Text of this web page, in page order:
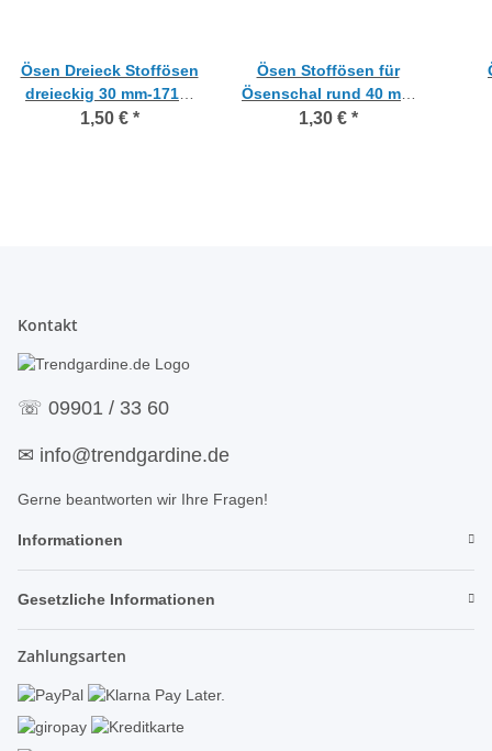
Ösen Dreieck Stoffösen
dreieckig 30 mm-1718-
edelstahl matt,
1,50 € *
Ösen Stoffösen für
Ösenschal rund 40 mm
creme marmoriert,
1,30 € *
Kontakt
☏ 09901 / 33 60
✉ info@trendgardine.de
Gerne beantworten wir Ihre Fragen!
Informationen
Gesetzliche Informationen
Zahlungsarten